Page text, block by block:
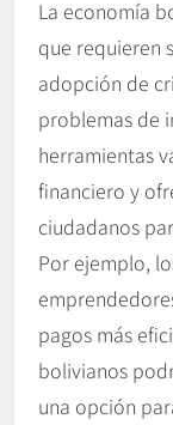
La economía
que requieren
adopción de
problemas de
herramientas
financiero y
ciudadanos
Por ejemplo,
pagos más
bolivianos
una opción